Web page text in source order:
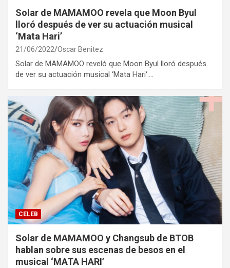
Solar de MAMAMOO revela que Moon Byul
lloró después de ver su actuación musical
‘Mata Hari’
21/06/2022 Oscar Benitez
Solar de MAMAMOO reveló que Moon Byul lloró después
de ver su actuación musical ‘Mata Hari‘.…
CELEB
Solar de MAMAMOO y Changsub de BTOB
hablan sobre sus escenas de besos en el
musical ‘MATA HARI’